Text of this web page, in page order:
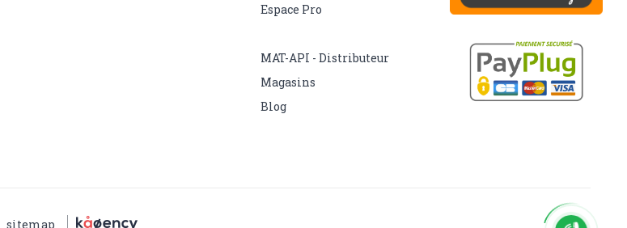
Espace Pro
MAT-API - Distributeur
Magasins
Blog
sitemap